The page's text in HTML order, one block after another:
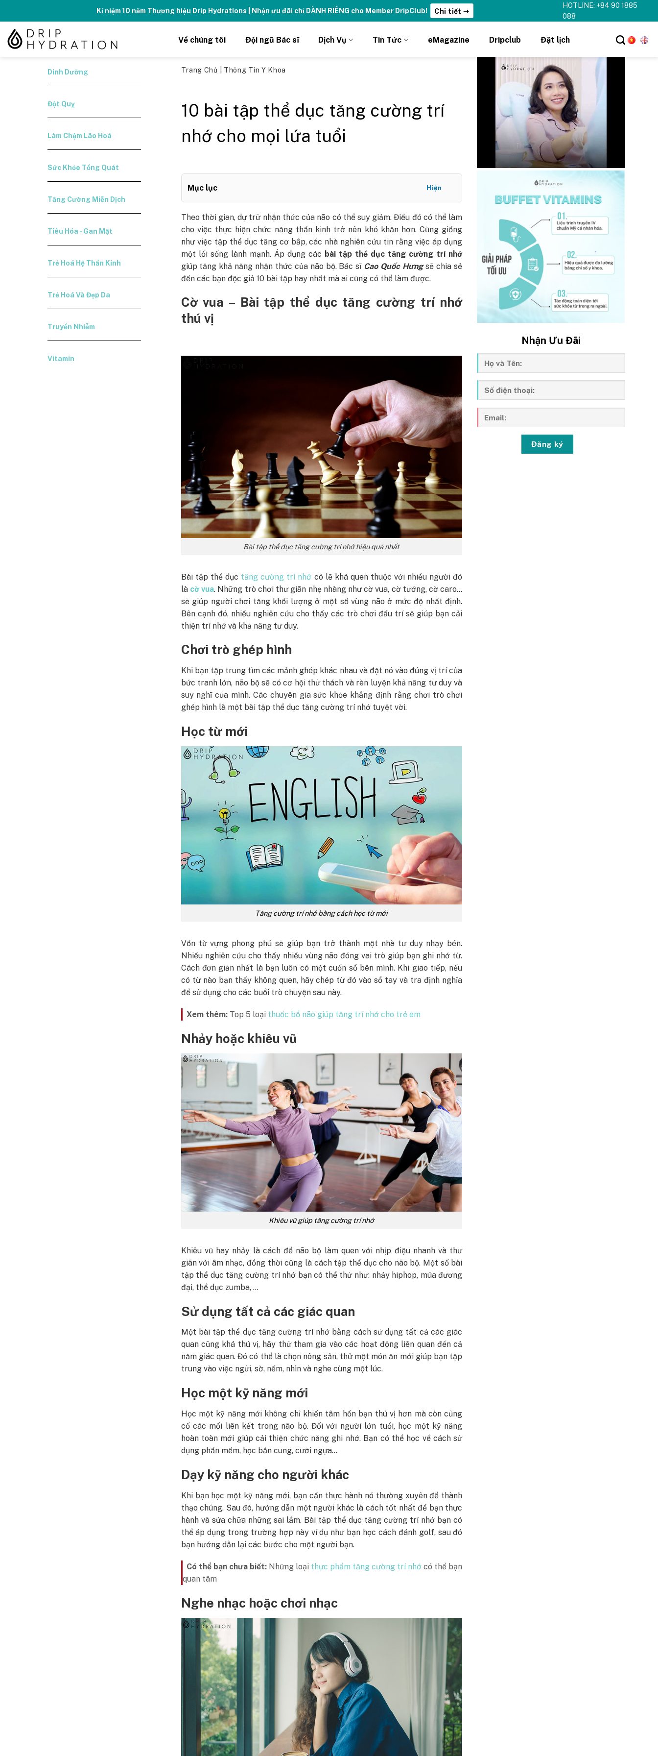
content
Kỉ niệm 10 năm Thương hiệu Drip Hydrations | Nhận ưu đãi chỉ DÀNH RIÊNG cho Member DripClub! Chi tiết ➝
HOTLINE: +84 90 1885
088
Về chúng tôi Đội ngũ Bác sĩ Dịch Vụ Tin Tức eMagazine Dripclub Đặt lịch
Dinh Dưỡng
Đột Quỵ
Làm Chậm Lão Hoá
Sức Khỏe Tổng Quát
Tăng Cường Miễn Dịch
Tiêu Hóa - Gan Mật
Trẻ Hoá Hệ Thần Kinh
Trẻ Hoá Và Đẹp Da
Truyền Nhiễm
Vitamin
Trang Chủ Thông Tin Y Khoa
10 bài tập thể dục tăng cường trí
nhớ cho mọi lứa tuổi
Mục lục Hiện
Theo thời gian, dự trữ nhận thức của não có thể suy giảm. Điều đó có thể làm
cho việc thực hiện chức năng thần kinh trở nên khó khăn hơn. Cũng giống
như việc tập thể dục tăng cơ bắp, các nhà nghiên cứu tin rằng việc áp dụng
một lối sống lành mạnh. Áp dụng các bài tập thể dục tăng cường trí nhớ
giúp tăng khả năng nhận thức của não bộ. Bác sĩ Cao Quốc Hưngsẽ chia sẻ
đến các bạn độc giả 10 bài tập hay nhất mà ai cũng có thể làm được.
Cờ vua – Bài tập thể dục tăng cường trí nhớ
thú vị
Bài tập thể dục tăng cường trí nhớ hiệu quả nhất
Bài tập thể dục tăng cường trí nhớ có lẽ khá quen thuộc với nhiều người đó
là cờ vua. Những trò chơi thư giãn nhẹ nhàng như cờ vua, cờ tướng, cờ caro…
sẽ giúp người chơi tăng khối lượng ở một số vùng não ở mức độ nhất định.
Bên cạnh đó, nhiều nghiên cứu cho thấy các trò chơi đấu trí sẽ giúp bạn cải
thiện trí nhớ và khả năng tư duy.
Chơi trò ghép hình
Khi bạn tập trung tìm các mảnh ghép khác nhau và đặt nó vào đúng vị trí của
bức tranh lớn, não bộ sẽ có cơ hội thử thách và rèn luyện khả năng tư duy và
suy nghĩ của mình. Các chuyên gia sức khỏe khẳng định rằng chơi trò chơi
ghép hình là một bài tập thể dục tăng cường trí nhớ tuyệt vời.
Học từ mới
Tăng cường trí nhớ bằng cách học từ mới
Vốn từ vựng phong phú sẽ giúp bạn trở thành một nhà tư duy nhạy bén.
Nhiều nghiên cứu cho thấy nhiều vùng não đóng vai trò giúp bạn ghi nhớ từ.
Cách đơn giản nhất là bạn luôn có một cuốn sổ bên mình. Khi giao tiếp, nếu
có từ nào bạn thấy không quen, hãy chép từ đó vào sổ tay và tra định nghĩa
để sử dụng cho các buổi trò chuyện sau này.
Xem thêm: Top 5 loại thuốc bổ não giúp tăng trí nhớ cho trẻ em
Nhảy hoặc khiêu vũ
Khiêu vũ giúp tăng cường trí nhớ
Khiêu vũ hay nhảy là cách để não bộ làm quen với nhịp điệu nhanh và thư
giãn với âm nhạc, đồng thời cũng là cách tập thể dục cho não bộ. Một số bài
tập thể dục tăng cường trí nhớ bạn có thể thử như: nhảy hiphop, múa đương
đại, thể dục zumba, …
Sử dụng tất cả các giác quan
Một bài tập thể dục tăng cường trí nhớ bằng cách sử dụng tất cả các giác
quan cũng khá thú vị, hãy thử tham gia vào các hoạt động liên quan đến cả
năm giác quan. Đó có thể là chọn nông sản, thử một món ăn mới giúp bạn tập
trung vào việc ngửi, sờ, nếm, nhìn và nghe cùng một lúc.
Học một kỹ năng mới
Học một kỹ năng mới không chỉ khiến tâm hồn bạn thú vị hơn mà còn củng
cố các mối liên kết trong não bộ. Đối với người lớn tuổi, học một kỹ năng
hoàn toàn mới giúp cải thiện chức năng ghi nhớ. Bạn có thể học về cách sử
dụng phần mềm, học bắn cung, cưỡi ngựa…
Dạy kỹ năng cho người khác
Khi bạn học một kỹ năng mới, bạn cần thực hành nó thường xuyên để thành
thạo chúng. Sau đó, hướng dẫn một người khác là cách tốt nhất để bạn thực
hành và sửa chữa những sai lầm. Bài tập thể dục tăng cường trí nhớ bạn có
thể áp dụng trong trường hợp này ví dụ như bạn học cách đánh golf, sau đó
bạn hướng dẫn lại các bước cho một người bạn.
Có thể bạn chưa biết: Những loại thực phẩm tăng cường trí nhớcó thể bạn
quan tâm
Nghe nhạc hoặc chơi nhạc
Nhận Ưu Đãi
Đăng ký